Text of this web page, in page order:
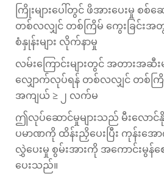
ကြိုးများပေါ်တွင် ဖိအားပေးမှု စစ်
တစ်လလျှင် တစ်ကြိမ် ကွေးခြင်း
စံနှုန်းများ လိုက်နာမှု
လမ်းကြောင်းများတွင် အတားအဆီးမ
လျှောက်လုပ်ရန် တစ်လလျှင် တစ်
အကျယ် ≥ ၂ လက်မ
ဤလုပ်ဆောင်မှုများသည် မီးလောင်
ပမာဏကို ထိန်းညှိပေးပြီး ကုန်းအေ
လွှဲပေးမှု စွမ်းအားကို အကောင်းမွ
ပေးသည်။